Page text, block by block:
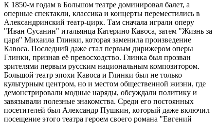
К 1850-м годам в Большом театре доминировал балет, а
оперные спектакли, классика и концерты переместились в
Александринский театр-цирк. Там сначала играли оперу
"Иван Сусанин" итальянца Катерино Кавоса, затем "Жизнь за
царя" Михаила Глинки, которая заменила произведение
Кавоса. Последний даже стал первым дирижером оперы
Глинки, признав её превосходство. Глинка был прозван
зрителями первым русским национальным композитором.
Большой театр эпохи Кавоса и Глинки был не только
культурным центром, но и местом общественной жизни, где
демонстрировали модные наряды, обсуждали политику и
завязывали полезные знакомства. Среди его постоянных
посетителей был Александр Пушкин, который даже включил
посещение этого театра героем своего романа "Евгений